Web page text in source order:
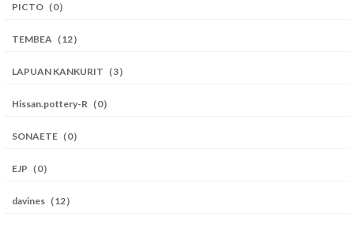
PICTO（0）
TEMBEA（12）
LAPUAN KANKURIT（3）
Hissan.pottery-R（0）
SONAETE（0）
EJP（0）
davines（12）